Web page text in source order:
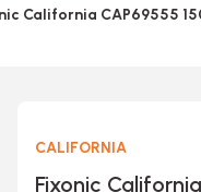
California CAP69555
CALIFORNIA
Fixonic